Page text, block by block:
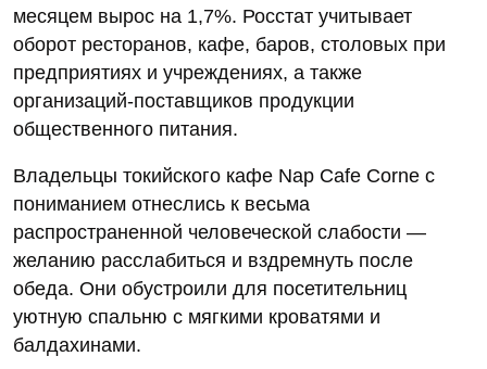
месяцем вырос на 1,7%. Росстат учитывает
оборот ресторанов, кафе, баров, столовых при
предприятиях и учреждениях, а также
организаций-поставщиков продукции
общественного питания.
Владельцы токийского кафе Nap Cafe Corne с
пониманием отнеслись к весьма
распространенной человеческой слабости —
желанию расслабиться и вздремнуть после
обеда. Они обустроили для посетительниц
уютную спальню с мягкими кроватями и
балдахинами.